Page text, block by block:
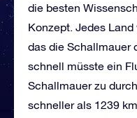
die besten
Konzept. Jedes
das die Schallmauer
schnell müsste ein
Schallmauer zu
schneller als 1239